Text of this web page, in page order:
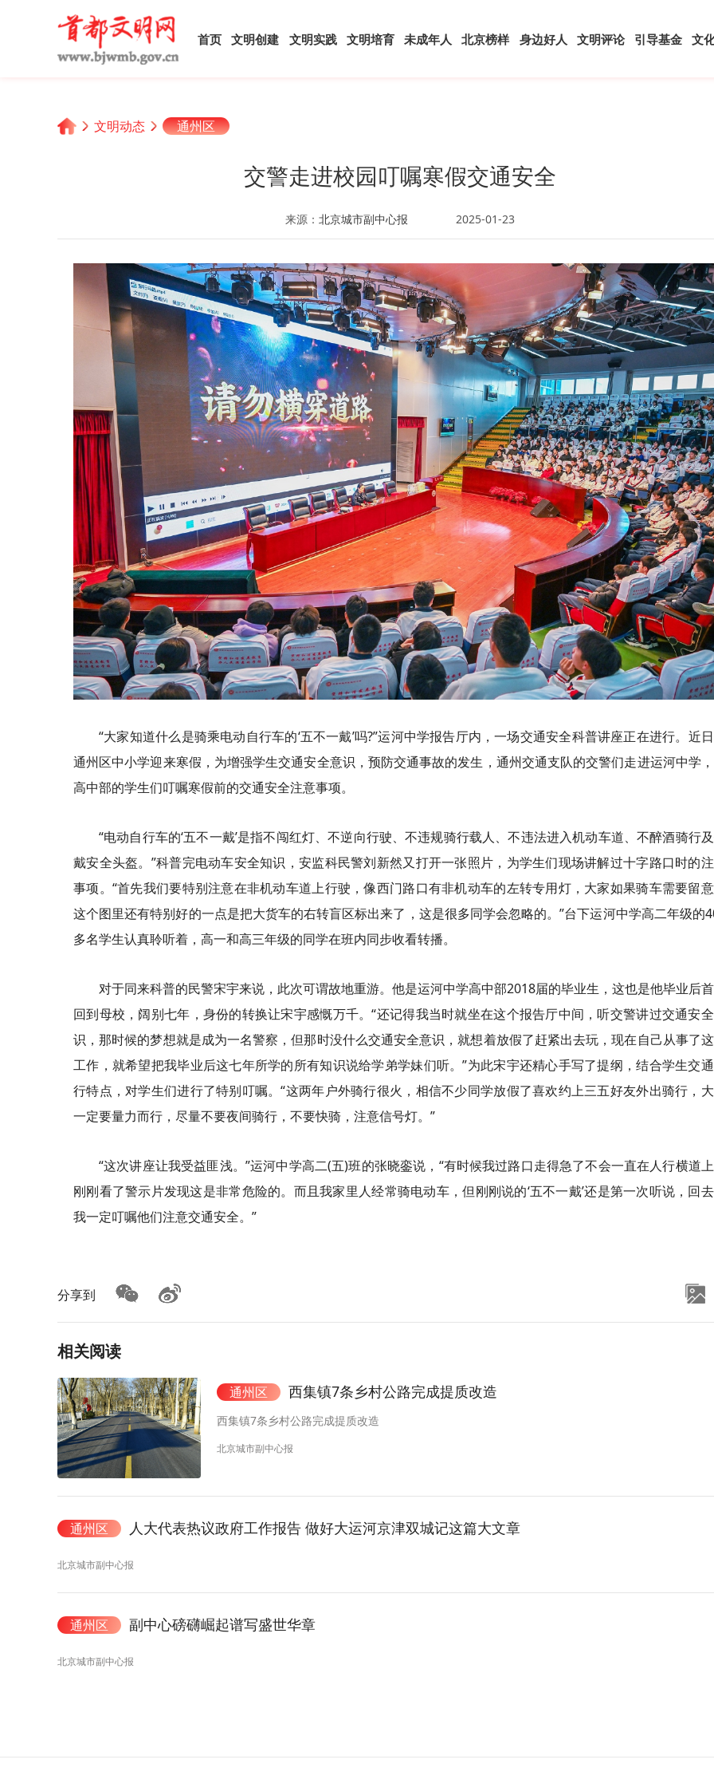
首页 文明创建 文明实践 文明培育 未成年人 北京榜样 身边好人 文明评论 引导基金 文
文明动态 通州区
交警走进校园叮嘱寒假交通安全
来源： 北京城市副中心报 2025-01-23
“大家知道什么是骑乘电动自行车的‘五不一戴’吗?”运河中学报告厅内，一场交通安全科普讲座正在进行。近日
通州区中小学迎来寒假，为增强学生交通安全意识，预防交通事故的发生，通州交通支队的交警们走进运河中学
高中部的学生们叮嘱寒假前的交通安全注意事项。
“电动自行车的‘五不一戴’是指不闯红灯、不逆向行驶、不违规骑行载人、不违法进入机动车道、不醉酒骑行
戴安全头盔。”科普完电动车安全知识，安监科民警刘新然又打开一张照片，为学生们现场讲解过十字路口时的
事项。“首先我们要特别注意在非机动车道上行驶，像西门路口有非机动车的左转专用灯，大家如果骑车需要留意
这个图里还有特别好的一点是把大货车的右转盲区标出来了，这是很多同学会忽略的。”台下运河中学高二年级的
多名学生认真聆听着，高一和高三年级的同学在班内同步收看转播。
对于同来科普的民警宋宇来说，此次可谓故地重游。他是运河中学高中部2018届的毕业生，这也是他毕业后
回到母校，阔别七年，身份的转换让宋宇感慨万千。“还记得我当时就坐在这个报告厅中间，听交警讲过交通安
识，那时候的梦想就是成为一名警察，但那时没什么交通安全意识，就想着放假了赶紧出去玩，现在自己从事了
工作，就希望把我毕业后这七年所学的所有知识说给学弟学妹们听。”为此宋宇还精心手写了提纲，结合学生交
行特点，对学生们进行了特别叮嘱。“这两年户外骑行很火，相信不少同学放假了喜欢约上三五好友外出骑行，
一定要量力而行，尽量不要夜间骑行，不要快骑，注意信号灯。”
“这次讲座让我受益匪浅。”运河中学高二(五)班的张晓銮说，“有时候我过路口走得急了不会一直在人行横道上
刚刚看了警示片发现这是非常危险的。而且我家里人经常骑电动车，但刚刚说的‘五不一戴’还是第一次听说，回
我一定叮嘱他们注意交通安全。”
分享到
相关阅读
通州区 西集镇7条乡村公路完成提质改造
西集镇7条乡村公路完成提质改造
北京城市副中心报
通州区 人大代表热议政府工作报告 做好大运河京津双城记这篇大文章
北京城市副中心报
通州区 副中心磅礴崛起谱写盛世华章
北京城市副中心报